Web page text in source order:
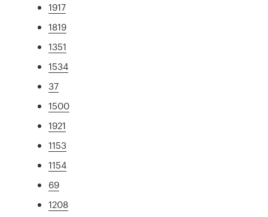
1917
1819
1351
1534
37
1500
1921
1153
1154
69
1208